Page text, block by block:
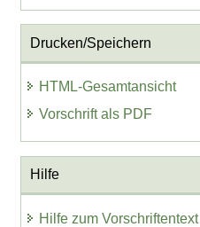
Drucken/Speichern
HTML-Gesamtansicht
Vorschrift als PDF
Hilfe
Hilfe zum Vorschriftentext